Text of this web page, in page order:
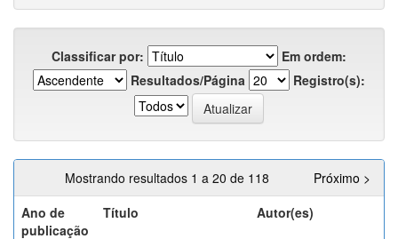
Classificar por:
Em ordem:
Resultados/Página
Registro(s):
Mostrando resultados 1 a 20 de 118
Próximo >
Ano de
publicação
Título Autor(es)